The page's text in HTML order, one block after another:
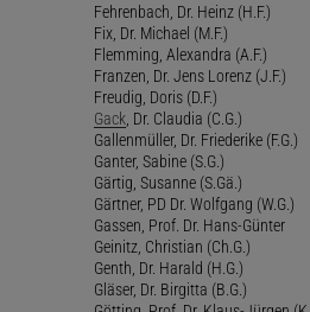
Fehrenbach, Dr. Heinz (H.F.)
Fix, Dr. Michael (M.F.)
Flemming, Alexandra (A.F.)
Franzen, Dr. Jens Lorenz (J.F.)
Freudig, Doris (D.F.)
Gack, Dr. Claudia (C.G.)
Gallenmüller, Dr. Friederike (F.G.)
Ganter, Sabine (S.G.)
Gärtig, Susanne (S.Gä.)
Gärtner, PD Dr. Wolfgang (W.G.)
Gassen, Prof. Dr. Hans-Günter
Geinitz, Christian (Ch.G.)
Genth, Dr. Harald (H.G.)
Gläser, Dr. Birgitta (B.G.)